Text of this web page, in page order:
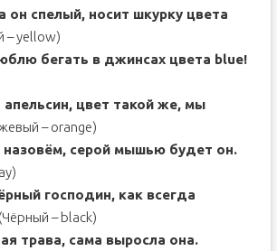
он спелый, носит шкурку цвета
– yellow)
бегать в джинсах цвета blue!
апельсин, цвет такой же, мы
– orange)
серой мышью будет он.
господин, как всегда
– black)
трава, сама выросла она.